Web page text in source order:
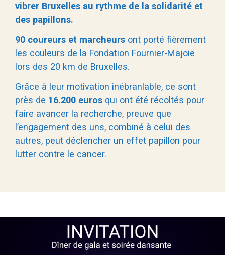
vibrer Bruxelles au rythme de la solidarité et
des papillons.
90 coureurs et marcheurs ont porté fièrement
les couleurs de la Fondation Fournier-Majoie
lors des 20 km de Bruxelles.
Grâce à leur motivation inébranlable, ce sont
près de 16.200 euros qui ont été récoltés pour
faire avancer la recherche, preuve que
l’engagement des uns, combiné à celui des
autres, peut déclencher un effet papillon pour
lutter contre le cancer.